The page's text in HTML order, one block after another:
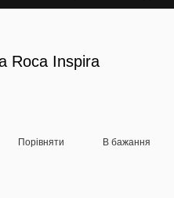
Roca Inspira
Порівняти В бажання